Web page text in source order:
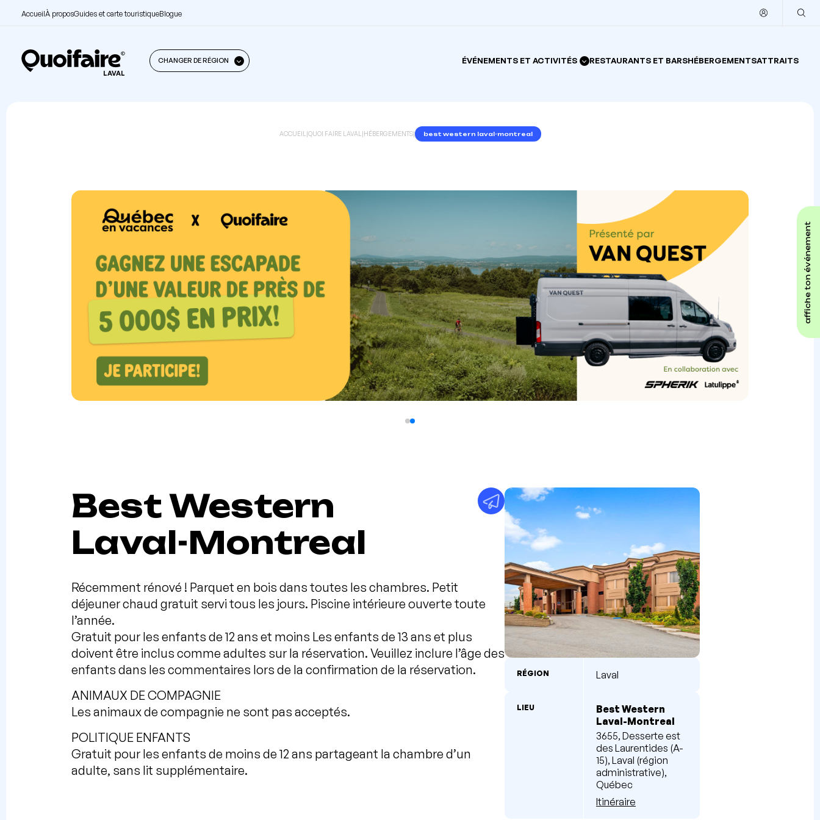
AccueilÀ proposGuides et carte touristiqueBlogue
LAVAL
CHANGER DE RÉGION ÉVÉNEMENTS ET ACTIVITÉS RESTAURANTS ET BARSHÉBERGEMENTSATTRAITS
affiche ton événement
ACCUEIL |QUOI FAIRE LAVAL |HÉBERGEMENTS| best western laval-montreal
Best Western
Laval-Montreal
Récemment rénové ! Parquet en bois dans toutes les chambres. Petit
déjeuner chaud gratuit servi tous les jours. Piscine intérieure ouverte toute
l’année.
Gratuit pour les enfants de 12 ans et moins Les enfants de 13 ans et plus
doivent être inclus comme adultes sur la réservation. Veuillez inclure l’âge des
enfants dans les commentaires lors de la confirmation de la réservation.
ANIMAUX DE COMPAGNIE
Les animaux de compagnie ne sont pas acceptés.
POLITIQUE ENFANTS
Gratuit pour les enfants de moins de 12 ans partageant la chambre d’un
adulte, sans lit supplémentaire.
RÉGION Laval
LIEU
Best Western
Laval-Montreal
3655, Desserte est
des Laurentides (A-
15), Laval (région
administrative),
Québec
Itinéraire